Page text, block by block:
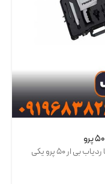
اموزش کار با ردیاب بی ار 50 پرو آموزش کار با ردیاب بی ار 50 پرو یکی